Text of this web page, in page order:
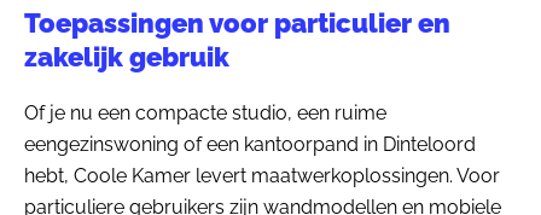
Toepassingen voor particulier en
zakelijk gebruik
Of je nu een compacte studio, een ruime
eengezinswoning of een kantoorpand in Dinteloord
hebt, Coole Kamer levert maatwerkoplossingen. Voor
particuliere gebruikers zijn wandmodellen en mobiele